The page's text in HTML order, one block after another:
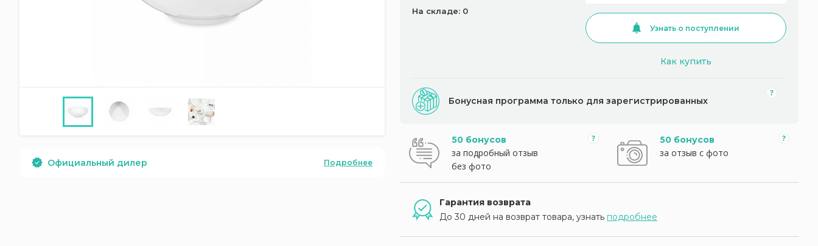
Официальный дилер Подробнее
На складе: 0
Узнать о поступлении
Как купить
Бонусная программа только для зарегистрированных
50 бонусов
за подробный отзыв
без фото
50 бонусов
за отзыв с фото
Гарантия возврата
До 30 дней на возврат товара, узнать подробнее